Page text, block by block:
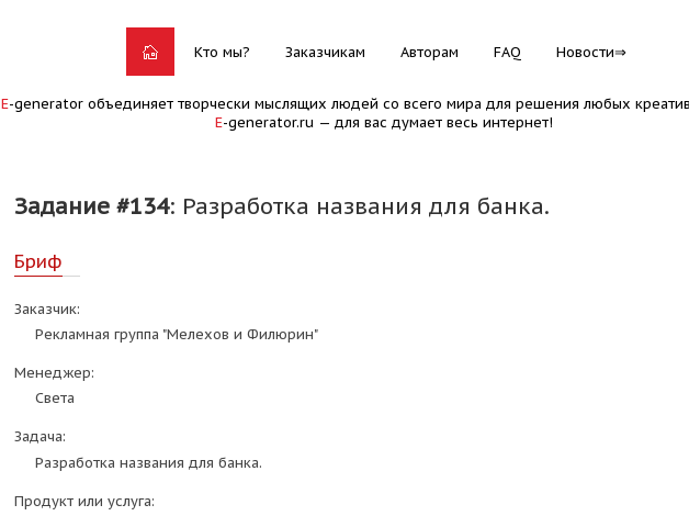
Кто мы? Заказчикам Авторам FAQ Новости
E-generator объединяет творчески мыслящих людей со всего мира для решения любых
E-generator.ru — для вас думает весь интернет!
Задание #134: Разработка названия для банка.
Бриф
Заказчик:
Рекламная группа "Мелехов и Филюрин"
Менеджер:
Света
Задача:
Разработка названия для банка.
Продукт или услуга: